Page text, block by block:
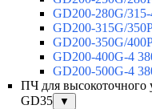
GD200-280G/
GD200-315G/
GD200-350G/
GD200-400G-4
GD200-500G-4
ПЧ для высокоточного
GD35
▼